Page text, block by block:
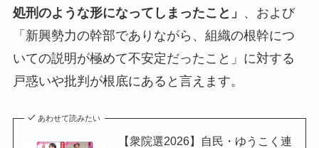
処刑のような形になってしまったこと」 、および
「新興勢力の幹部でありながら、組織の根幹につ
いての説明が極めて不安定だったこと」に対する
戸惑いや批判が根底にあると言えます。
あわせて読みたい
【衆院選2026】自民・ゆうこく連